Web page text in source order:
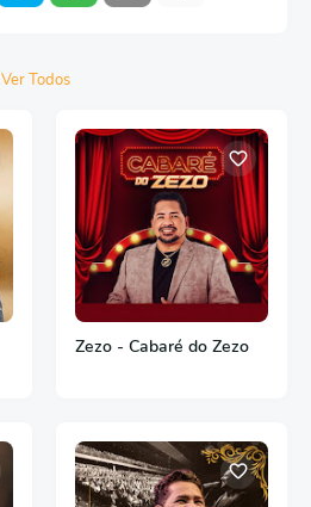
Ver Todos
Zezo - Cabaré do Zezo